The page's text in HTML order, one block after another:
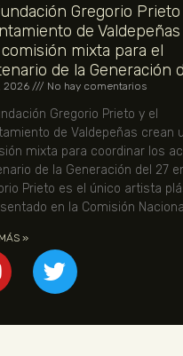
Gregorio
de
mixta para el
de la Generación
2026 No hay comentarios
Gregorio Prieto y el
de Valdepeñas crean
mixta para coordinar los
de la Generación del 27
Prieto es el único artista
en la Comisión
»